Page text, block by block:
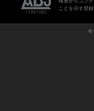
ことを示す登
©